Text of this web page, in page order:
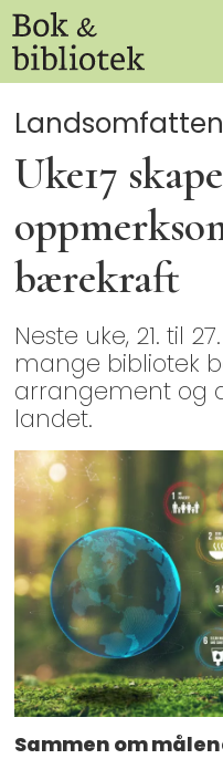
Uke17
bærekraft
Neste uke, 21. til
mange bibliotek
arrangement og
landet.
Sammen om